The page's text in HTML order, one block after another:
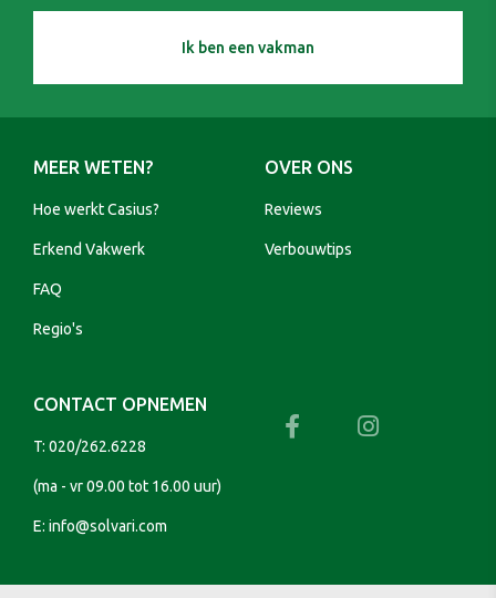
Ik ben een vakman
MEER WETEN?
Hoe werkt Casius?
Erkend Vakwerk
FAQ
Regio's
OVER ONS
Reviews
Verbouwtips
CONTACT OPNEMEN
T: 020/262.6228
(ma - vr 09.00 tot 16.00 uur)
E: info@solvari.com